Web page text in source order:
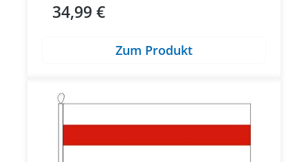
Regulärer Preis:
34,99 €
Zum Produkt